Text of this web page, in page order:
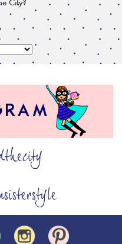
City?